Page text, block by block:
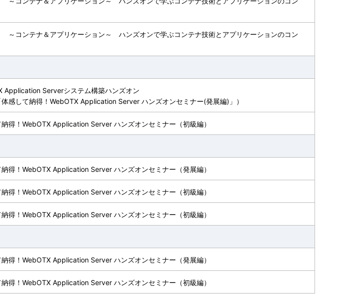
～コンテナ＆アプリケーション～ ハンズオンで学ぶコンテナ技術とアプリケーションのコン
Application Serverシステム構築ハンズオン
体感して納得！WebOTX Application Server ハンズオンセミナー(発展編)」）
得！WebOTX Application Server ハンズオンセミナー（初級編）
得！WebOTX Application Server ハンズオンセミナー（発展編）
得！WebOTX Application Server ハンズオンセミナー（初級編）
得！WebOTX Application Server ハンズオンセミナー（初級編）
得！WebOTX Application Server ハンズオンセミナー（発展編）
得！WebOTX Application Server ハンズオンセミナー（初級編）